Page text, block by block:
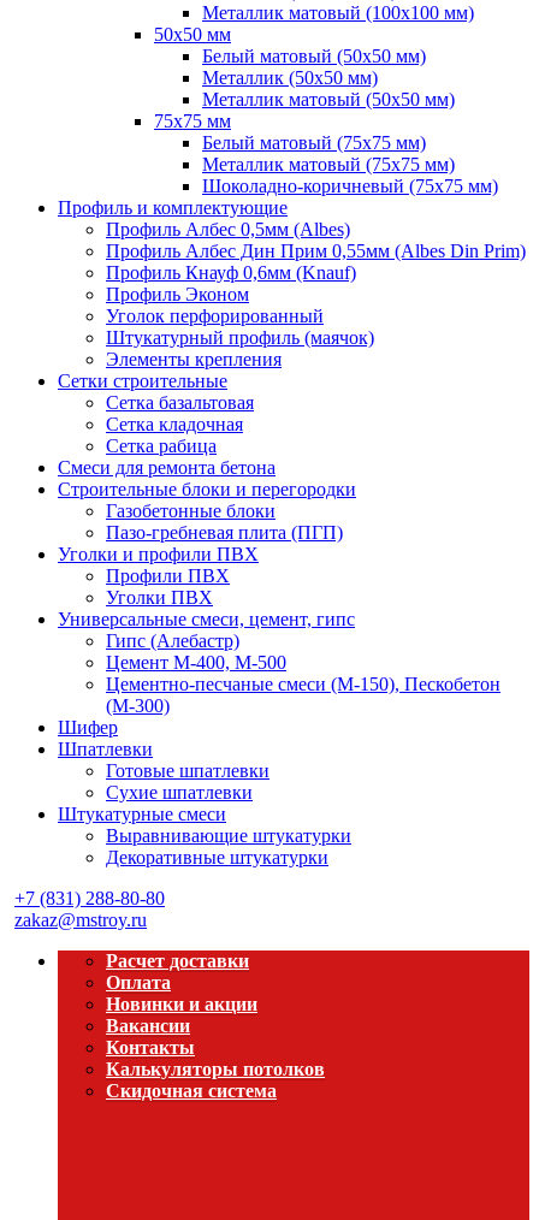
Металлик матовый (100х100 мм)
50х50 мм
Белый матовый (50х50 мм)
Металлик (50х50 мм)
Металлик матовый (50х50 мм)
75х75 мм
Белый матовый (75х75 мм)
Металлик матовый (75х75 мм)
Шоколадно-коричневый (75х75 мм)
Профиль и комплектующие
Профиль Албес 0,5мм (Albes)
Профиль Албес Дин Прим 0,55мм (Albes Din Prim)
Профиль Кнауф 0,6мм (Knauf)
Профиль Эконом
Уголок перфорированный
Штукатурный профиль (маячок)
Элементы крепления
Сетки строительные
Сетка базальтовая
Сетка кладочная
Сетка рабица
Смеси для ремонта бетона
Строительные блоки и перегородки
Газобетонные блоки
Пазо-гребневая плита (ПГП)
Уголки и профили ПВХ
Профили ПВХ
Уголки ПВХ
Универсальные смеси, цемент, гипс
Гипс (Алебастр)
Цемент М-400, М-500
Цементно-песчаные смеси (М-150), Пескобетон
(М-300)
Шифер
Шпатлевки
Готовые шпатлевки
Сухие шпатлевки
Штукатурные смеси
Выравнивающие штукатурки
Декоративные штукатурки
+7 (831) 288-80-80
zakaz@mstroy.ru
Расчет доставки
Оплата
Новинки и акции
Вакансии
Контакты
Калькуляторы потолков
Скидочная система